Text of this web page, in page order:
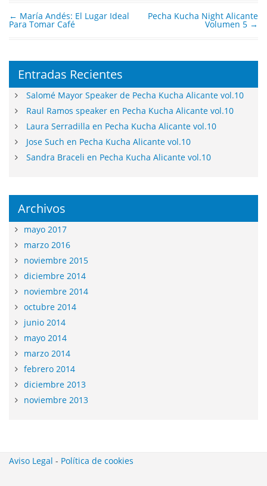
Post navigation
← María Andés: El Lugar Ideal
Para Tomar Café
Pecha Kucha Night Alicante
Volumen 5 →
Entradas Recientes
Salomé Mayor Speaker de Pecha Kucha Alicante vol.10
Raul Ramos speaker en Pecha Kucha Alicante vol.10
Laura Serradilla en Pecha Kucha Alicante vol.10
Jose Such en Pecha Kucha Alicante vol.10
Sandra Braceli en Pecha Kucha Alicante vol.10
Archivos
mayo 2017
marzo 2016
noviembre 2015
diciembre 2014
noviembre 2014
octubre 2014
junio 2014
mayo 2014
marzo 2014
febrero 2014
diciembre 2013
noviembre 2013
Aviso Legal - Política de cookies